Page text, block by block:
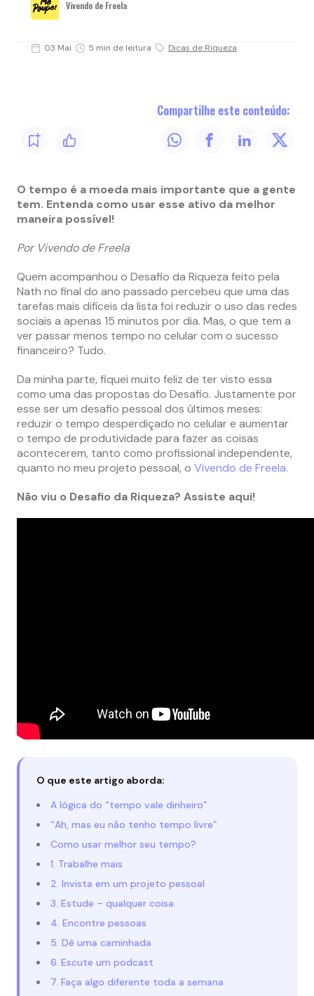
Vivendo de Freela
03 Mai 5 min de leitura Dicas de Riqueza
Compartilhe este conteúdo:
O tempo é a moeda mais importante que a gente
tem. Entenda como usar esse ativo da melhor
maneira possível!
Por Vivendo de Freela
Quem acompanhou o Desafio da Riqueza feito pela
Nath no final do ano passado percebeu que uma das
tarefas mais difíceis da lista foi reduzir o uso das redes
sociais a apenas 15 minutos por dia. Mas, o que tem a
ver passar menos tempo no celular com o sucesso
financeiro? Tudo.
Da minha parte, fiquei muito feliz de ter visto essa
como uma das propostas do Desafio. Justamente por
esse ser um desafio pessoal dos últimos meses:
reduzir o tempo desperdiçado no celular e aumentar
o tempo de produtividade para fazer as coisas
acontecerem, tanto como profissional independente,
quanto no meu projeto pessoal, o Vivendo de Freela.
Não viu o Desafio da Riqueza? Assiste aqui!
O que este artigo aborda:
A lógica do “tempo vale dinheiro”
“Ah, mas eu não tenho tempo livre”
Como usar melhor seu tempo?
1. Trabalhe mais
2. Invista em um projeto pessoal
3. Estude – qualquer coisa
4. Encontre pessoas
5. Dê uma caminhada
6. Escute um podcast
7. Faça algo diferente toda a semana